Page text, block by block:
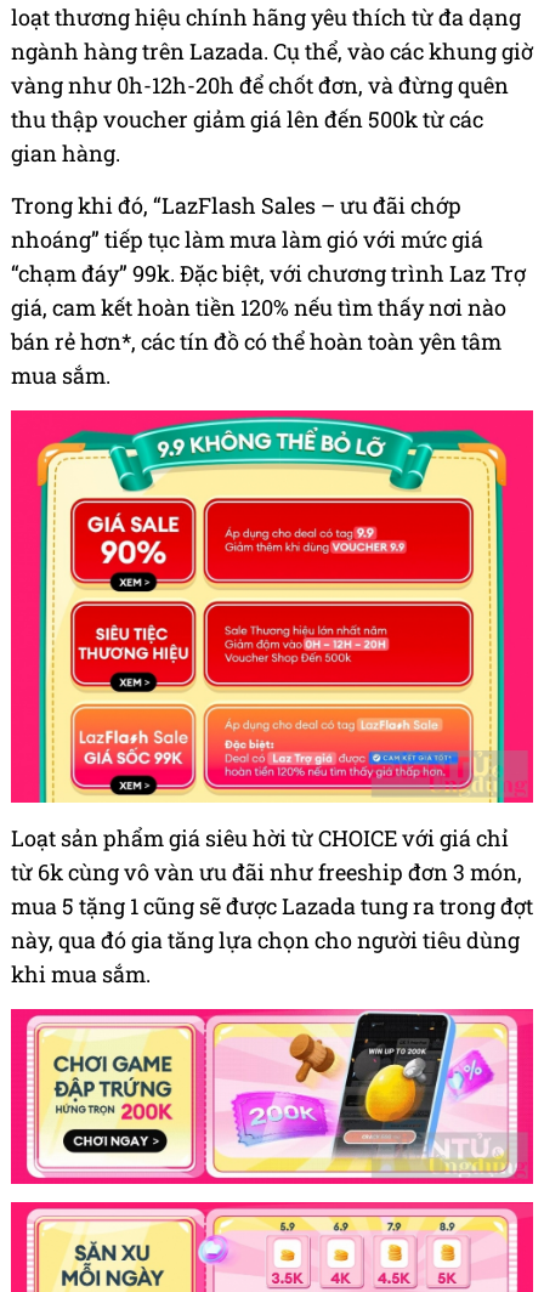
loạt thương hiệu chính hãng yêu thích từ đa dạng
ngành hàng trên Lazada. Cụ thể, vào các khung giờ
vàng như 0h-12h-20h để chốt đơn, và đừng quên
thu thập voucher giảm giá lên đến 500k từ các
gian hàng.
Trong khi đó, “LazFlash Sales – ưu đãi chớp
nhoáng” tiếp tục làm mưa làm gió với mức giá
“chạm đáy” 99k. Đặc biệt, với chương trình Laz Trợ
giá, cam kết hoàn tiền 120% nếu tìm thấy nơi nào
bán rẻ hơn*, các tín đồ có thể hoàn toàn yên tâm
mua sắm.
Loạt sản phẩm giá siêu hời từ CHOICE với giá chỉ
từ 6k cùng vô vàn ưu đãi như freeship đơn 3 món,
mua 5 tặng 1 cũng sẽ được Lazada tung ra trong đợt
này, qua đó gia tăng lựa chọn cho người tiêu dùng
khi mua sắm.